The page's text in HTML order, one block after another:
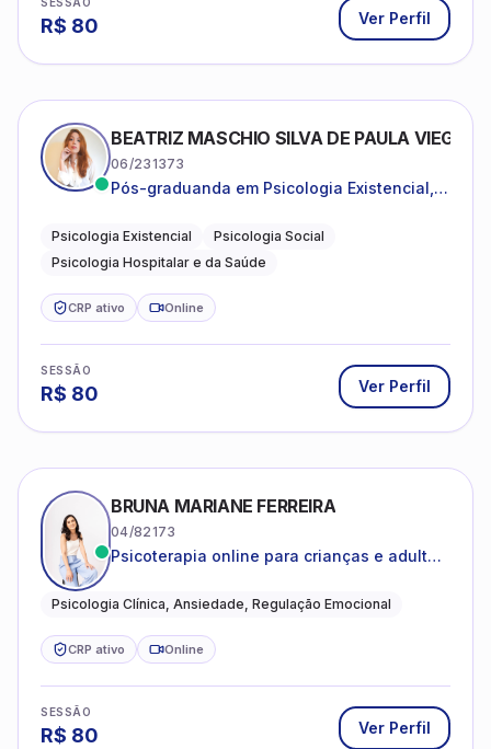
SESSÃO
R$ 80 Ver Perfil
BEATRIZ MASCHIO SILVA DE PAULA VIEGAS
06/231373
Pós-graduanda em Psicologia Existencial,
da Saúde.
Psicologia Existencial
Psicologia Social
Psicologia Hospitalar e da Saúde
CRP ativo Online
SESSÃO
R$ 80 Ver Perfil
BRUNA MARIANE FERREIRA
04/82173
Psicoterapia online para crianças e adultos
reduzir a ansiedade e construir uma vida
Psicologia Clínica, Ansiedade, Regulação Emocional
CRP ativo Online
SESSÃO
R$ 80 Ver Perfil